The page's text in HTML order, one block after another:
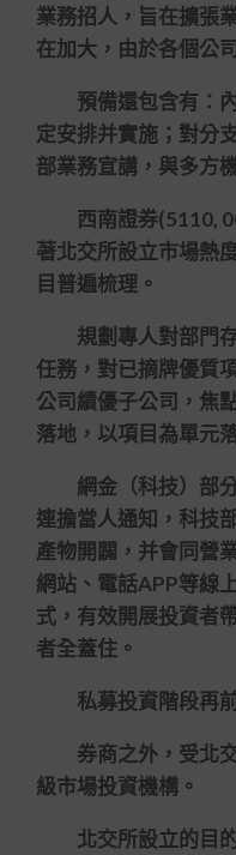
業務招人，旨在擴張
在加大，由於各個公
預備還包含有：內
定安排并實施；對分
部業務宣講，與多方
西南證券(5110,
著北交所設立市場熱
目普遍梳理。
規劃專人對部門存
任務，對已摘牌優質
公司績優子公司，焦
落地，以項目為單元
網金（科技）部分
連擔當人通知，科技
產物開闢，并會同營
網站、電話APP等線
式，有效開展投資者
者全蓋住。
私募投資階段再
券商之外，受北交
級市場投資機構。
北交所設立的目的